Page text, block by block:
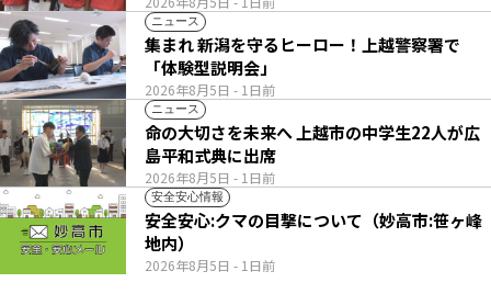
ニュース
2026年8月5日 - 1日前
集まれ 新潟を守るヒーロー！上越警察署で
「体験型説明会」
ニュース
2026年8月5日 - 1日前
命の大切さを未来へ 上越市の中学生22人が広
島平和式典に出席
安全安心情報
2026年8月5日 - 1日前
安全安心:クマの目撃について（妙高市:笹ヶ峰
地内）